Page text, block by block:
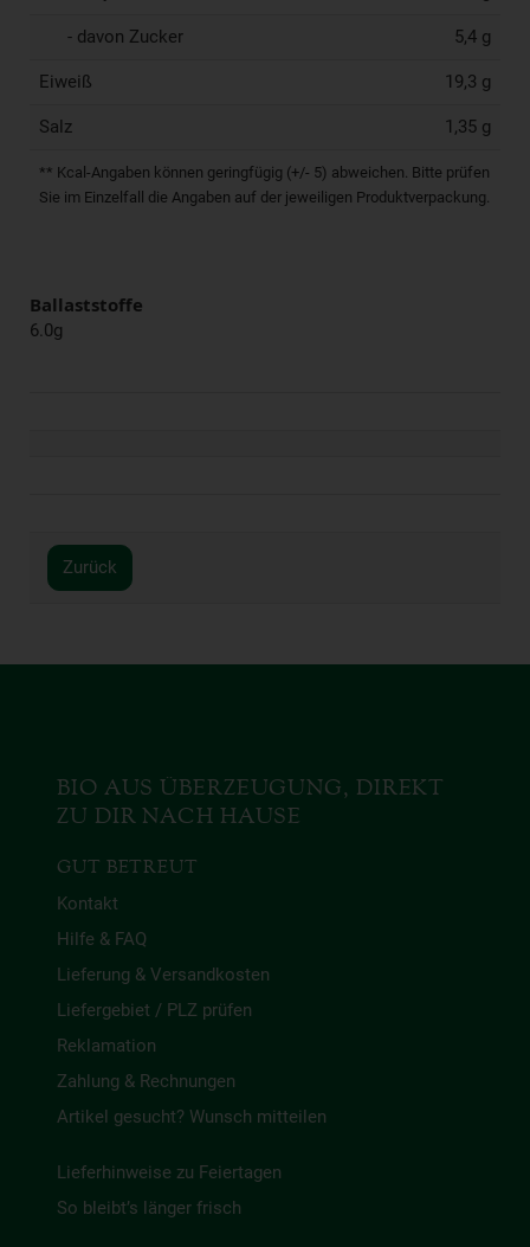
- davon Zucker 5,4 g
Eiweiß 19,3 g
Salz 1,35 g
** Kcal-Angaben können geringfügig (+/- 5) abweichen. Bitte prüfen
Sie im Einzelfall die Angaben auf der jeweiligen Produktverpackung.
Ballaststoffe
6.0g
Zurück
BIO AUS ÜBERZEUGUNG, DIREKT
ZU DIR NACH HAUSE
GUT BETREUT
Kontakt
Hilfe & FAQ
Lieferung & Versandkosten
Liefergebiet / PLZ prüfen
Reklamation
Zahlung & Rechnungen
Artikel gesucht? Wunsch mitteilen
Lieferhinweise zu Feiertagen
So bleibt’s länger frisch